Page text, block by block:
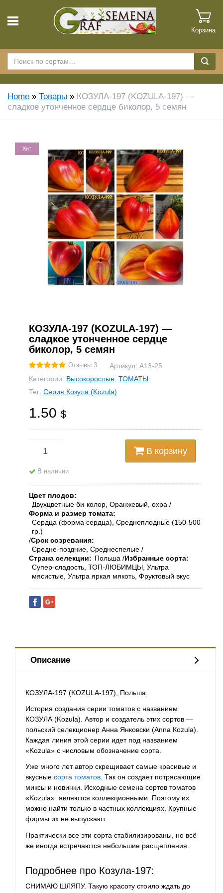
Корзина
Home » Товары » КОЗУЛА-197 (KOZULA-197) —
сладкое утонченное сердце биколор, 5 семян
Хит
КОЗУЛА-197 (KOZULA-197) —
сладкое утонченное сердце
биколор, 5 семян
Отзывы 3 Артикул: А13-25
Категории: Высокорослые ТОМАТЫ
Тег: Серия Козула (Kozula)
1.50 $
В корзину
В наличии
Цвет плодов
Двухцветные би-колор, Оранжевый, охра
Форма и размер томата
Сердца (форма сердца), Среднеплодные (150-500
гр.)
Срок созревания
Средне-поздние, Среднеспелые
Страна селекции
Польша Избранные сорта
Супер-сладость, ТОП-ЛЮБИМЦЫ, Ультра
мясистые, Ультра яркая мякоть, Фруктовый вкус
Описание
КОЗУЛА-197 (KOZULA-197), Польша.
История создания серии томатов с названием
КОЗУЛА (Kozula). Автор и создатель этих сортов —
польский селекционер Aннa Янковски (Аnnа Коzulа).
Каждая линия этой серии идет под названием
«Kozula» с числовым обозначение сорта.
Уже много лет автор скрещивает самые красивые и
вкусные сорта томатов. Так он создает потрясающие
миксы и новинки. Исходные семена сортов томатов
«Kozula» являются коллекционными. Поэтому их
можно найти только в частных коллекциях. Крупные
фирмы их не выпускают.
Практически все эти сорта стабилизированы, но всё
же иногда встречаются небольшие расщепления.
Подробнее про Козула-197:
СНИМАЮ ШЛЯПУ. Такую красоту стоило ждать до